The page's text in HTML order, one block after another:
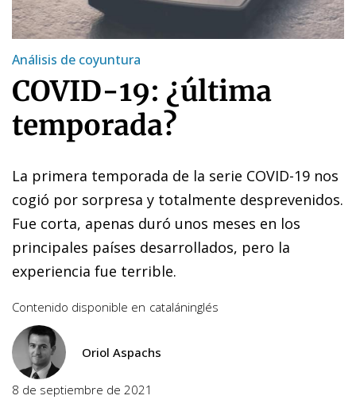
Análisis de coyuntura
COVID-19: ¿última
temporada?
La primera temporada de la serie COVID-19 nos
cogió por sorpresa y totalmente desprevenidos.
Fue corta, apenas duró unos meses en los
principales países desarrollados, pero la
experiencia fue terrible.
Contenido disponible en cataláninglés
Oriol Aspachs
8 de septiembre de 2021